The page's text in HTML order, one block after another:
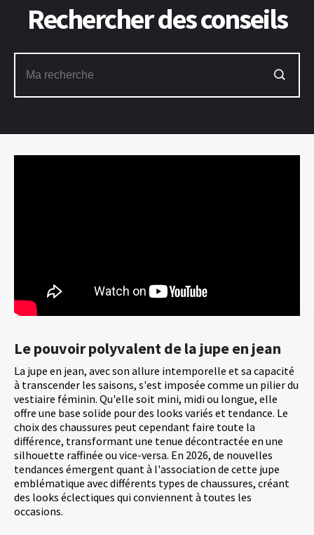
Le pouvoir polyvalent de la jupe en jean
La jupe en jean, avec son allure intemporelle et sa capacité
à transcender les saisons, s'est imposée comme un pilier du
vestiaire féminin. Qu'elle soit mini, midi ou longue, elle
offre une base solide pour des looks variés et tendance. Le
choix des chaussures peut cependant faire toute la
différence, transformant une tenue décontractée en une
silhouette raffinée ou vice-versa. En 2026, de nouvelles
tendances émergent quant à l'association de cette jupe
emblématique avec différents types de chaussures, créant
des looks éclectiques qui conviennent à toutes les
occasions.
Rechercher des conseils